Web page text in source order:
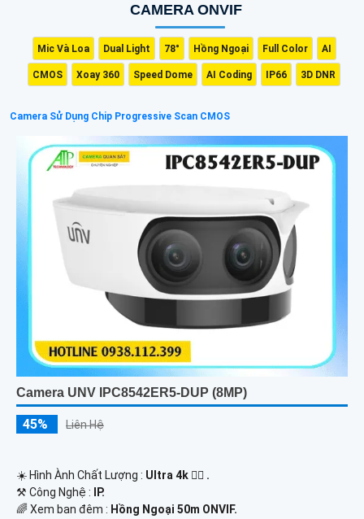
CAMERA ONVIF
Mic Và Loa Dual Light 78° Hồng Ngoại Full Color AI
CMOS Xoay 360 Speed Dome AI Coding IP66 3D DNR
Camera Sử Dụng Chip Progressive Scan CMOS
Camera UNV IPC8542ER5-DUP (8MP)
45% Liên Hệ
☀️ Hình Ành Chất Lượng : Ultra 4k 👍🏾 .
⚒ Công Nghệ :
IP.
🌈 Xem ban đêm : Hồng Ngoại 50m ONVIF.